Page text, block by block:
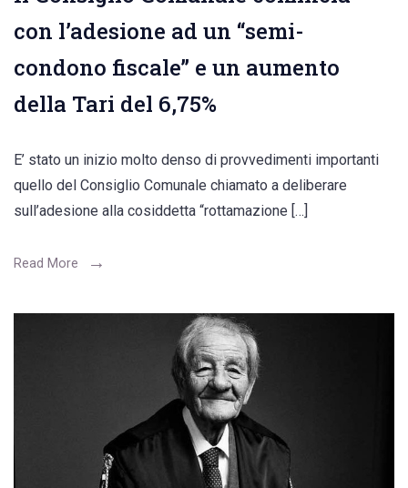
con l’adesione ad un “semi-
condono fiscale” e un aumento
della Tari del 6,75%
E’ stato un inizio molto denso di provvedimenti importanti
quello del Consiglio Comunale chiamato a deliberare
sull’adesione alla cosiddetta “rottamazione […]
Read More